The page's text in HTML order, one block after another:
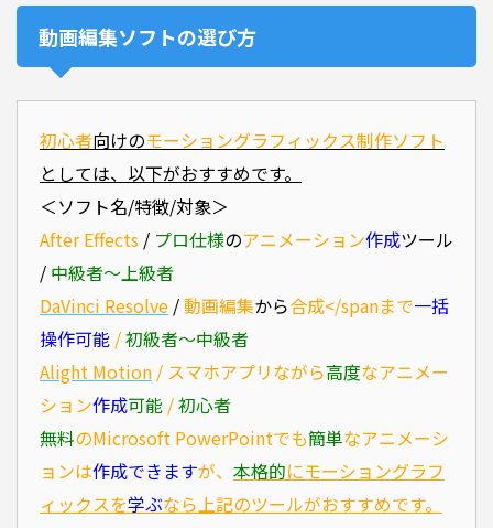
動画編集ソフトの選び方
初心者向けのモーショングラフィックス制作ソフト
としては、以下がおすすめです。
＜ソフト名/特徴/対象＞
After Effects / プロ仕様のアニメーション作成ツール
/ 中級者〜上級者
DaVinci Resolve /動画編集から合成</spanまで一括
操作可能 /初級者〜中級者
Alight Motion / スマホアプリながら高度なアニメー
ション作成可能 /初心者
無料のMicrosoft PowerPointでも簡単なアニメーシ
ョンは作成できますが、 本格的にモーショングラフ
ィックスを学ぶなら上記のツールがおすすめです。